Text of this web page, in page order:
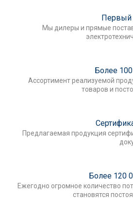
Первый
Мы дилеры и прямые
Более
Ассортимент реализуемой
товаров и
Предлагаемая продукция
Более 120
Ежегодно огромное количество
становятся